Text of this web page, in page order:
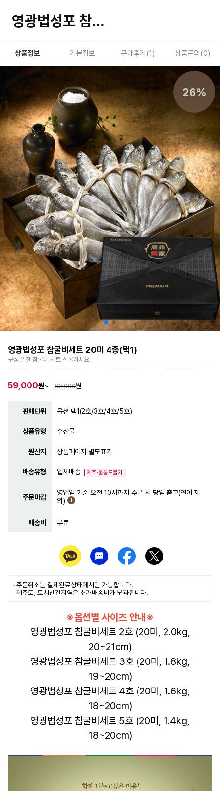
영광법성포 참굴비세트 20미 4종(택1)
상품정보 기본정보 구매후기(1) 상품문의(0)
26%
영광법성포 참굴비세트 20미 4종(택1)
구성 알찬 참굴비 세트 선물하세요.
59,000원~ 80,000원
판매단위 옵션 택1(2호/3호/4호/5호)
상품유형 수산물
원산지 상품페이지 별도표기
배송유형 업체배송 제주·울릉도불가
주문마감
영업일 기준 오전 10시까지 주문 시 당일 출고(연어 제
외)
배송비 무료
· 주문취소는 결제완료상태에서만 가능합니다.
· 제주도, 도서산간지역은 추가배송비가 부과됩니다.
※옵션별 사이즈 안내※
영광법성포 참굴비세트 2호 (20미, 2.0kg,
20~21cm)
영광법성포 참굴비세트 3호 (20미, 1.8kg,
19~20cm)
영광법성포 참굴비세트 4호 (20미, 1.6kg,
18~20cm)
영광법성포 참굴비세트 5호 (20미, 1.4kg,
18~20cm)